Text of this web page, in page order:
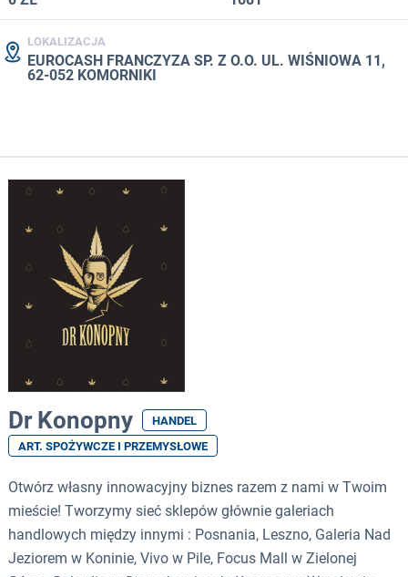
LOKALIZACJA
EUROCASH FRANCZYZA SP. Z O.O. UL. WIŚNIOWA 11,
62-052 KOMORNIKI
Dr Konopny
HANDEL
ART. SPOŻYWCZE I PRZEMYSŁOWE
Otwórz własny innowacyjny biznes razem z nami w Twoim
mieście! Tworzymy sieć sklepów głównie galeriach
handlowych między innymi : Posnania, Leszno, Galeria Nad
Jeziorem w Koninie, Vivo w Pile, Focus Mall w Zielonej